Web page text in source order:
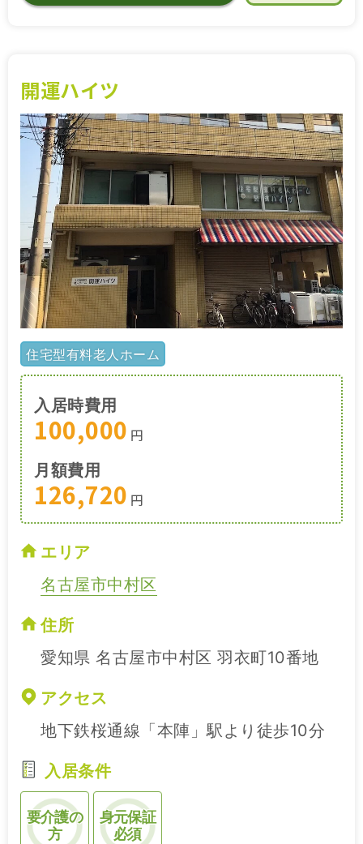
開運ハイツ
住宅型有料老人ホーム
入居時費用
100,000 円
月額費用
126,720 円
エリア
名古屋市中村区
住所
愛知県 名古屋市中村区 羽衣町10番地
アクセス
地下鉄桜通線「本陣」駅より徒歩10分
入居条件
要介護の
方
身元保証
必須